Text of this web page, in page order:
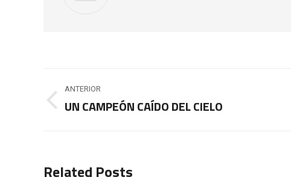
Navegación
entre
ANTERIOR
Publicación
UN CAMPEÓN CAÍDO DEL CIELO
Related Posts